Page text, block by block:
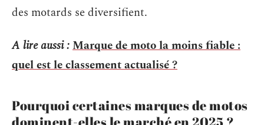
des motards se diversifient.
A lire aussi :Marque de moto la moins fiable :
quel est le classement actualisé ?
Pourquoi certaines marques de motos
dominent-elles le marché en 2025 ?